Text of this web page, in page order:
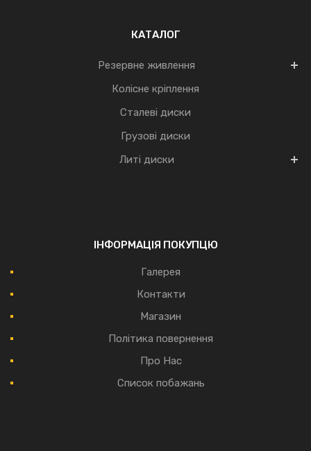
КАТАЛОГ
Резервне живлення
Колісне кріплення
Сталеві диски
Грузові диски
Литі диски
ІНФОРМАЦІЯ ПОКУПЦЮ
Галерея
Контакти
Магазин
Політика повернення
Про Нас
Список побажань